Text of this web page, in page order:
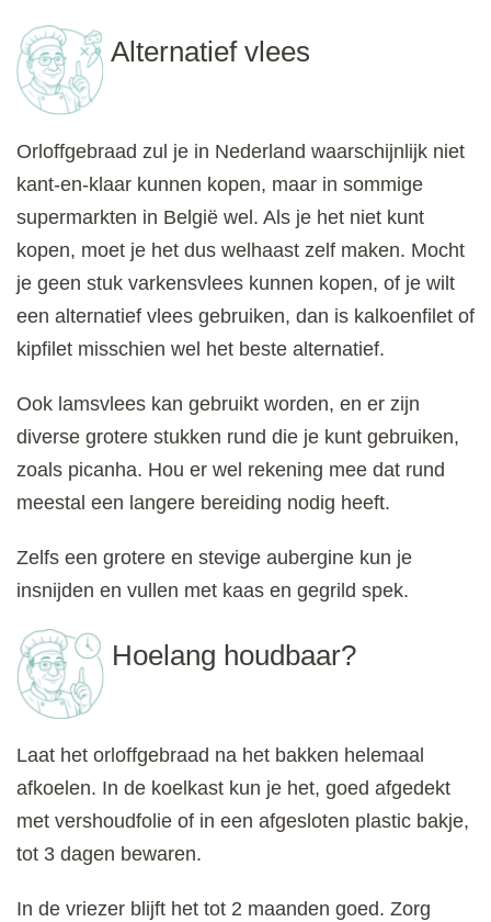
Alternatief vlees
Orloffgebraad zul je in Nederland waarschijnlijk niet
kant-en-klaar kunnen kopen, maar in sommige
supermarkten in België wel. Als je het niet kunt
kopen, moet je het dus welhaast zelf maken. Mocht
je geen stuk varkensvlees kunnen kopen, of je wilt
een alternatief vlees gebruiken, dan is kalkoenfilet of
kipfilet misschien wel het beste alternatief.
Ook lamsvlees kan gebruikt worden, en er zijn
diverse grotere stukken rund die je kunt gebruiken,
zoals picanha. Hou er wel rekening mee dat rund
meestal een langere bereiding nodig heeft.
Zelfs een grotere en stevige aubergine kun je
insnijden en vullen met kaas en gegrild spek.
Hoelang houdbaar?
Laat het orloffgebraad na het bakken helemaal
afkoelen. In de koelkast kun je het, goed afgedekt
met vershoudfolie of in een afgesloten plastic bakje,
tot 3 dagen bewaren.
In de vriezer blijft het tot 2 maanden goed. Zorg